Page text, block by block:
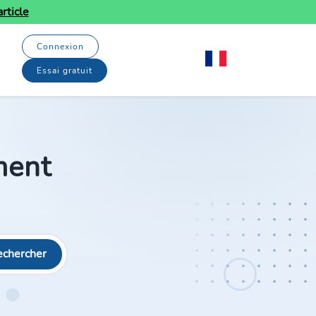
Connexion
Essai gratuit